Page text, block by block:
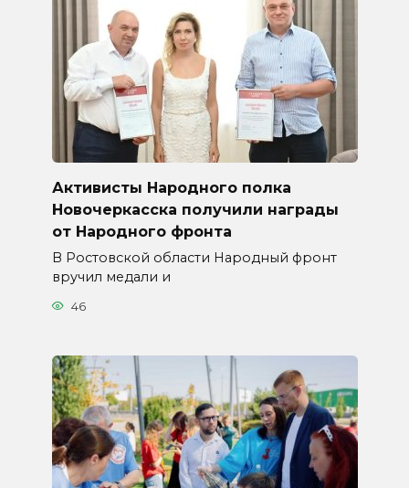
Активисты Народного полка
Новочеркасска получили награды
от Народного фронта
В Ростовской области Народный фронт
вручил медали и
46